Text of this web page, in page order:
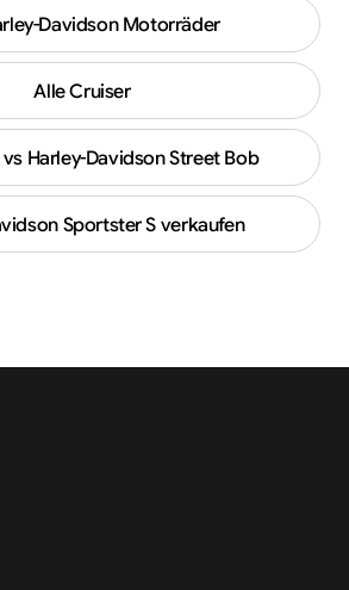
DavidsonMotorräder
AlleCruiser
Harley-Davidson Street Bob
Sportster Sverkaufen